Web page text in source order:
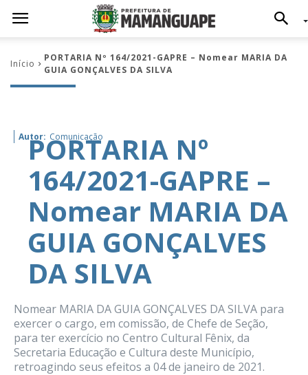
Início
PORTARIA Nº 164/2021-GAPRE – Nomear MARIA DA
GUIA GONÇALVES DA SILVA
Autor: Comunicação
PORTARIA Nº
164/2021-GAPRE –
Nomear MARIA DA
GUIA GONÇALVES
DA SILVA
Nomear MARIA DA GUIA GONÇALVES DA SILVA para
exercer o cargo, em comissão, de Chefe de Seção,
para ter exercício no Centro Cultural Fênix, da
Secretaria Educação e Cultura deste Município,
retroagindo seus efeitos a 04 de janeiro de 2021.